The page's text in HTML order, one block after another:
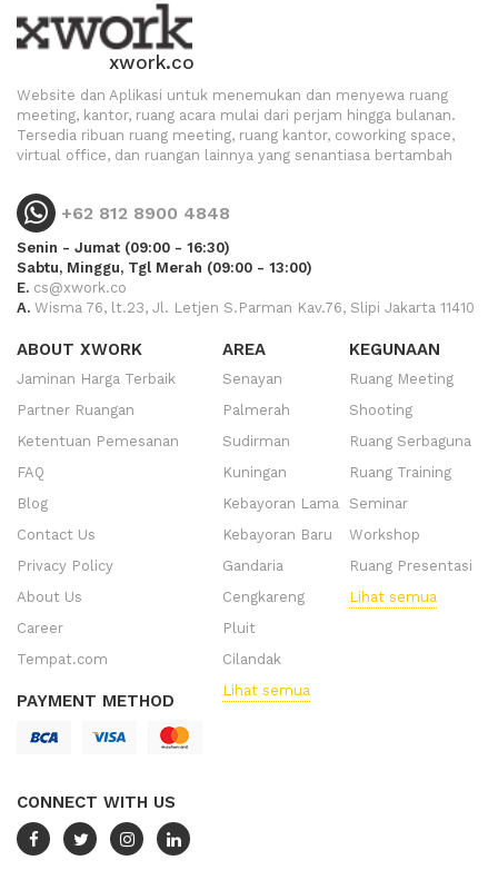
xwork.co
Website dan Aplikasi untuk menemukan dan menyewa ruang
meeting, kantor, ruang acara mulai dari perjam hingga bulanan.
Tersedia ribuan ruang meeting, ruang kantor, coworking space,
virtual office, dan ruangan lainnya yang senantiasa bertambah
+62 812 8900 4848
Senin - Jumat (09:00 - 16:30)
Sabtu, Minggu, Tgl Merah (09:00 - 13:00)
E. cs@xwork.co
A. Wisma 76, lt.23, Jl. Letjen S.Parman Kav.76, Slipi Jakarta 11410
ABOUT XWORK
Jaminan Harga Terbaik
Partner Ruangan
Ketentuan Pemesanan
FAQ
Blog
Contact Us
Privacy Policy
About Us
Career
Tempat.com
PAYMENT METHOD
CONNECT WITH US
AREA
Senayan
Palmerah
Sudirman
Kuningan
Kebayoran Lama
Kebayoran Baru
Gandaria
Cengkareng
Pluit
Cilandak
Lihat semua
KEGUNAAN
Ruang Meeting
Shooting
Ruang Serbaguna
Ruang Training
Seminar
Workshop
Ruang Presentasi
Lihat semua